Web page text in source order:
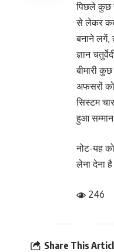
पिछले कुछ
से लेकर
बनाने लगें,
ज्ञान
बीमारी
अफसरों को
सिस्टम
हुआ सम्मान
नोट-यह
लेना देना
246
Share This